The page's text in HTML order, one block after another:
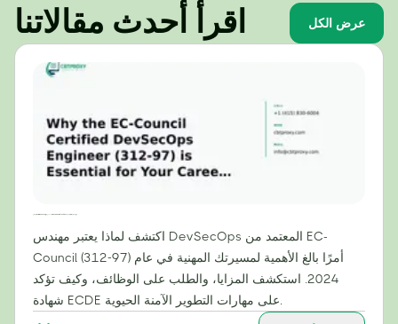
اقرأ أحدث مقالاتنا عرض الكل
اكتشف لماذا يعتبر مهندس DevSecOps المعتمد من EC-
Council (312-97) أمرًا بالغ الأهمية لمسيرتك المهنية في عام
2024. استكشف المزايا، والطلب على الوظائف، وكيف تؤكد